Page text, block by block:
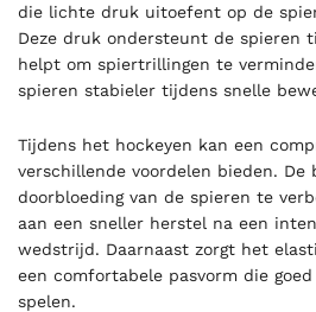
die lichte druk uitoefent op de
Deze druk ondersteunt de spieren
helpt om spiertrillingen te
spieren stabieler tijdens snelle
Tijdens het hockeyen kan een
verschillende voordelen bieden. De
doorbloeding van de spieren te
aan een sneller herstel na een
wedstrijd. Daarnaast zorgt het
een comfortabele pasvorm die
spelen.